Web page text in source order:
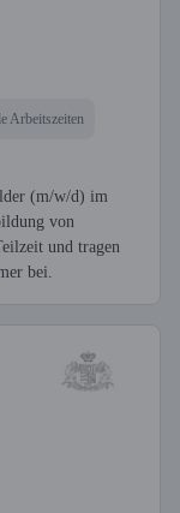
Arbeitszeiten
(m/w/d) im
von
und tragen
bei.